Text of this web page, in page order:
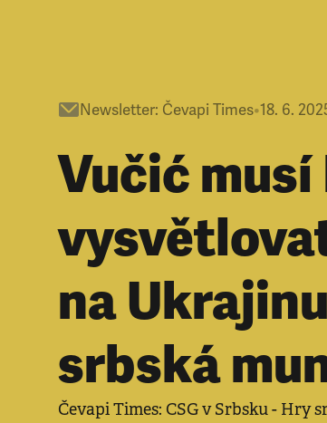
Newsletter: Čevapi Times•18. 6.
Vučić musí
na
srbská
Čevapi Times: CSG v Srbsku - Hry